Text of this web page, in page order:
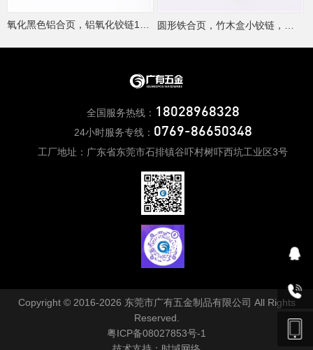
全国服务热线： 18028968328
24小时服务专线： 0769-86650348
工厂地址：广东省东莞市石排镇谷吓村树吓西坑工业区3号
Copyright © 2016-2026 东莞市广有五金制品有限公司 All Rights
Reserved.
粤ICP备08027853号-1